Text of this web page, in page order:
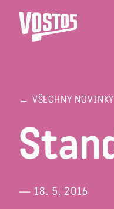
← VŠECHNY NOVINKY
— 18. 5. 2016